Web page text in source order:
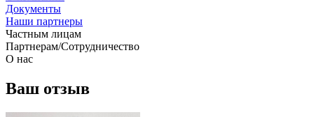
Документы
Наши партнеры
Частным лицам
Партнерам/Сотрудничество
О нас
Ваш отзыв